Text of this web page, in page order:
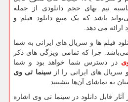
نیم بهای حجم دانلودی از جمله
باشد که یک منبع دانلود فیلم و
ارائه می دهد.
فیلم ها و سریال های ایرانی به شما
چرا که تمامی ویژگی های ذکر
در دسترس شما خواهد بود و شما
و سریال های ایرانی را ازسینما تی وی
به تماشای آن‌ها بنشینید.
قابل دانلود در سینما تی وی اشاره